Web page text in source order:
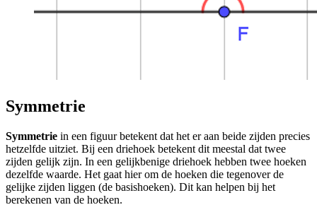
Symmetrie
Symmetrie in een figuur betekent dat het er aan beide zijden precies
hetzelfde uitziet. Bij een driehoek betekent dit meestal dat twee
zijden gelijk zijn. In een gelijkbenige driehoek hebben twee hoeken
dezelfde waarde. Het gaat hier om de hoeken die tegenover de
gelijke zijden liggen (de basishoeken). Dit kan helpen bij het
berekenen van de hoeken.